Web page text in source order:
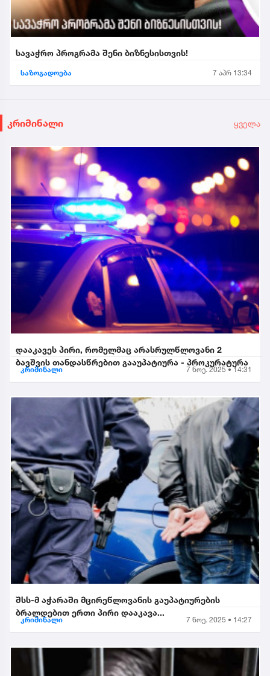
სავაჭრო პროგრამა შენი ბიზნესისთვის!
საზოგადოება 7 აპრ 13:34
კრიმინალი ყველა
დააკავეს პირი, რომელმაც არასრულწლოვანი 2
ბავშვის თანდასწრებით გააუპატიურა - პროკურატურა
კრიმინალი 7 ნოე. 2025 • 14:31
შსს-მ აჭარაში მცირეწლოვანის გაუპატიურების
ბრალდებით ერთი პირი დააკავა...
კრიმინალი 7 ნოე. 2025 • 14:27